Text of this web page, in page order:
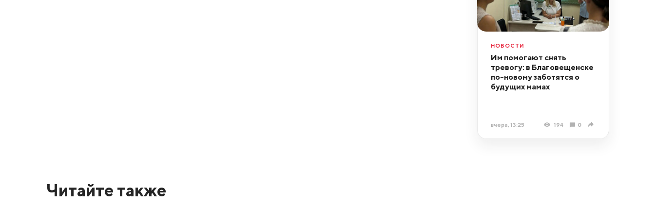
НОВОСТИ
Им помогают снять
тревогу: в Благовещенске
по-новому заботятся о
будущих мамах
вчера, 13:25 194 0
Читайте также